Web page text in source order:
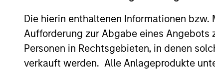
Die hierin enthaltenen Informationen
Aufforderung zur Abgabe eines
Personen in Rechtsgebieten, in denen
verkauft werden. Alle Anlageprodukte